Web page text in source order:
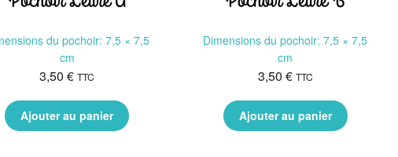
du pochoir: 7,5 × 7,5
cm
3,50€ TTC
Ajouter au panier
Dimensions du pochoir: 7,5 × 7,5
cm
3,50 € TTC
Ajouter au panier